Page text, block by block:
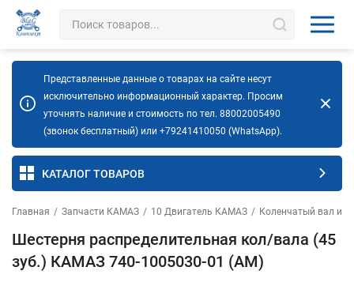
Представленные данные о товарах на сайте несут
исключительно информационный характер. Просим
уточнять наличие и стоимость по тел. 88002005490
(звонок бесплатный) или +79241410050 (WhatsApp).
КАТАЛОГ ТОВАРОВ
Главная / Запчасти КАМАЗ / 10 Двигатель КАМАЗ / Коленчатый вал и
Шестерня распределительная кол/вала (45
зуб.) КАМАЗ 740-1005030-01 (АМ)